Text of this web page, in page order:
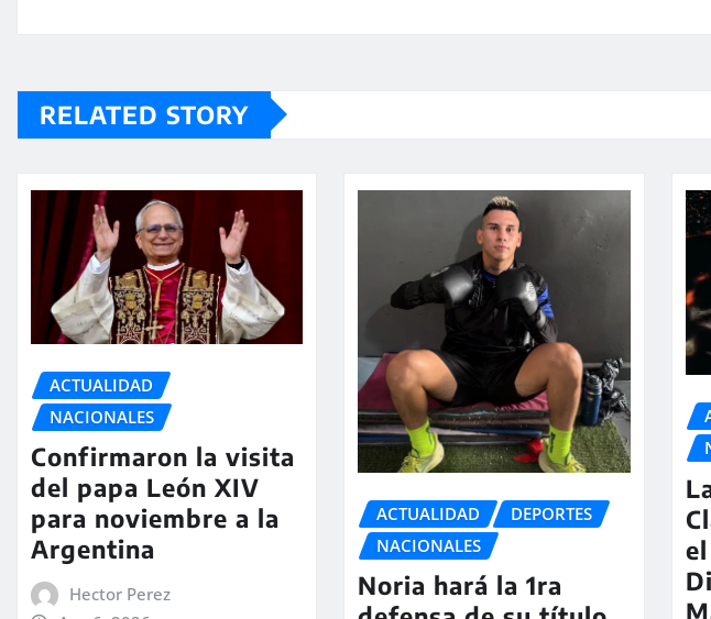
RELATED STORY
ACTUALIDAD
NACIONALES
Confirmaron la visita
del papa León XIV
para noviembre a la
Argentina
Hector Perez
ACTUALIDAD
DEPORTES
NACIONALES
Noria hará la 1ra